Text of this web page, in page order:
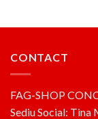
CONTACT
FAG-SHOP
Sediu Social: Tina